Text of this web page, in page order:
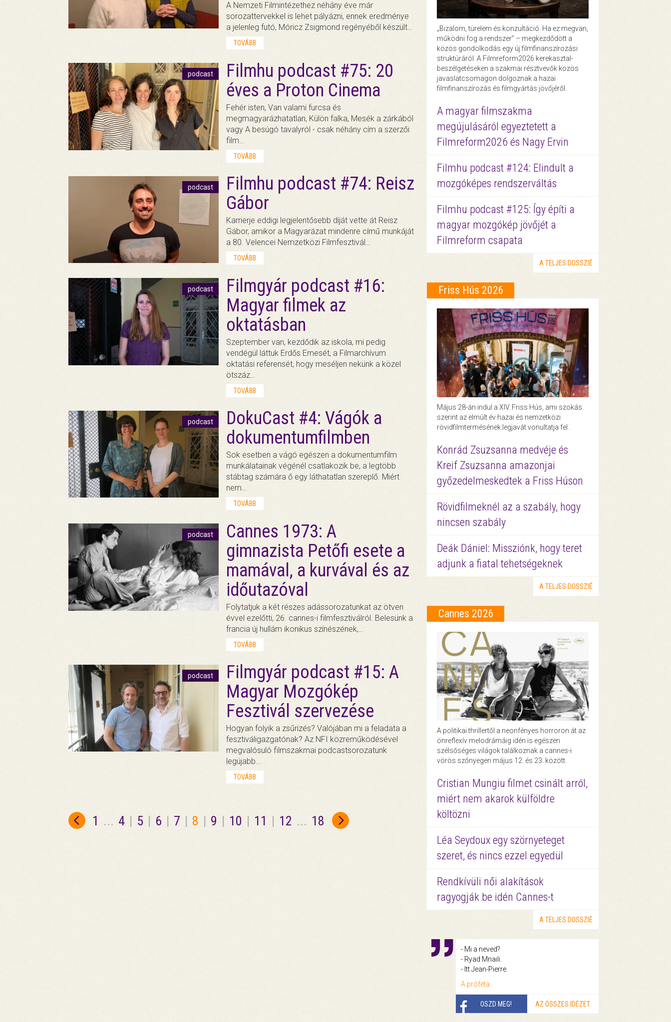
A Nemzeti Filmintézethez néhány éve már
sorozattervekkel is lehet pályázni, ennek eredménye
a jelenleg futó, Móricz Zsigmond regényéből készült…
TOVÁBB
podcast
Filmhu podcast #75: 20
éves a Proton Cinema
Fehér isten, Van valami furcsa és
megmagyarázhatatlan, Külön falka, Mesék a zárkából
vagy A besúgó tavalyról - csak néhány cím a szerzői
film…
TOVÁBB
podcast
Filmhu podcast #74: Reisz
Gábor
Karrierje eddigi legjelentősebb díját vette át Reisz
Gábor, amikor a Magyarázat mindenre című munkáját
a 80. Velencei Nemzetközi Filmfesztivál…
TOVÁBB
podcast
Filmgyár podcast #16:
Magyar filmek az
oktatásban
Szeptember van, kezdődik az iskola, mi pedig
vendégül láttuk Erdős Emesét, a Filmarchívum
oktatási referensét, hogy meséljen nekünk a közel
ötszáz…
TOVÁBB
podcast
DokuCast #4: Vágók a
dokumentumfilmben
Sok esetben a vágó egészen a dokumentumfilm
munkálatainak végénél csatlakozik be, a legtöbb
stábtag számára ő egy láthatatlan szereplő. Miért
nem…
TOVÁBB
podcast
Cannes 1973: A
gimnazista Petőfi esete a
mamával, a kurvával és az
időutazóval
Folytatjuk a két részes adássorozatunkat az ötven
évvel ezelőtti, 26. cannes-i filmfesztiválról. Belesünk a
francia új hullám ikonikus színészének,…
TOVÁBB
podcast
Filmgyár podcast #15: A
Magyar Mozgókép
Fesztivál szervezése
Hogyan folyik a zsűrizés? Valójában mi a feladata a
fesztiváligazgatónak? Az NFI közreműködésével
megvalósuló filmszakmai podcastsorozatunk
legújabb…
TOVÁBB
1 ... 4 | 5 | 6 | 7 | 8 | 9 | 10 | 11 | 12 ... 18
„Bizalom, türelem és konzultáció. Ha ez megvan,
működni fog a rendszer” – megkezdődött a
közös gondolkodás egy új filmfinanszírozási
struktúráról. A Filmreform2026 kerekasztal-
beszélgetéseken a szakmai résztvevők közös
javaslatcsomagon dolgoznak a hazai
filmfinanszírozás és filmgyártás jövőjéről.
A magyar filmszakma
megújulásáról egyeztetett a
Filmreform2026 és Nagy Ervin
Filmhu podcast #124: Elindult a
mozgóképes rendszerváltás
Filmhu podcast #125: Így építi a
magyar mozgókép jövőjét a
Filmreform csapata
A TELJES DOSSZIÉ
Friss Hús 2026
Május 28-án indul a XIV. Friss Hús, ami szokás
szerint az elmúlt év hazai és nemzetközi
rövidfilmtermésének legjavát vonultatja fel.
Konrád Zsuzsanna medvéje és
Kreif Zsuzsanna amazonjai
győzedelmeskedtek a Friss Húson
Rövidfilmeknél az a szabály, hogy
nincsen szabály
Deák Dániel: Missziónk, hogy teret
adjunk a fiatal tehetségeknek
A TELJES DOSSZIÉ
Cannes 2026
A politikai thrillertől a neonfényes horroron át az
önreflexív melodrámáig idén is egészen
szélsőséges világok találkoznak a cannes-i
vörös szőnyegen május 12. és 23. között.
Cristian Mungiu filmet csinált arról,
miért nem akarok külföldre
költözni
Léa Seydoux egy szörnyeteget
szeret, és nincs ezzel egyedül
Rendkívüli női alakítások
ragyogják be idén Cannes-t
A TELJES DOSSZIÉ
- Mi a neved?
- Ryad Mnaili.
- Itt Jean-Pierre.
A próféta
OSZD MEG! AZ ÖSSZES IDÉZET